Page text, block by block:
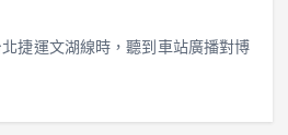
捷運文湖線時，聽到車站廣播對博